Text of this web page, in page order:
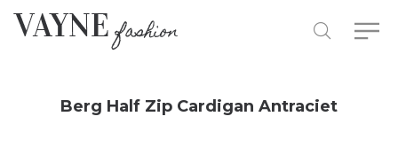
Berg Half Zip Cardigan Antraciet